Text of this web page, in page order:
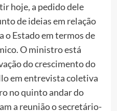
hoje, a pedido dele
de ideias em relação
o Estado em termos de
O ministro está
do crescimento do
em entrevista coletiva
no quinto andar do
a reunião o secretário-